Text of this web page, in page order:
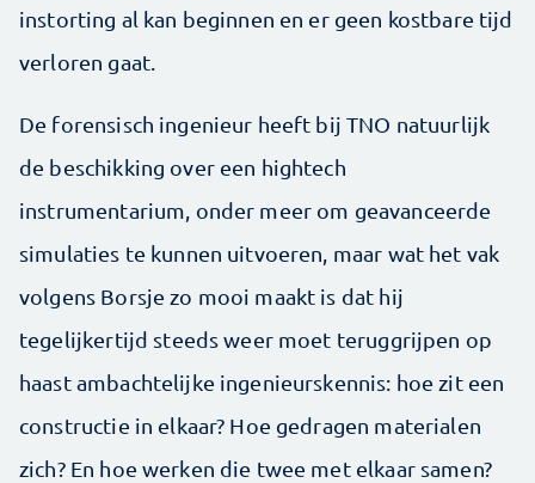
instorting al kan beginnen en er geen kostbare tijd
verloren gaat.
De forensisch ingenieur heeft bij TNO natuurlijk
de beschikking over een hightech
instrumentarium, onder meer om geavanceerde
simulaties te kunnen uitvoeren, maar wat het vak
volgens Borsje zo mooi maakt is dat hij
tegelijkertijd steeds weer moet teruggrijpen op
haast ambachtelijke ingenieurskennis: hoe zit een
constructie in elkaar? Hoe gedragen materialen
zich? En hoe werken die twee met elkaar samen?